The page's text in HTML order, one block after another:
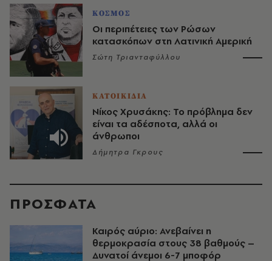
ΚΟΣΜΟΣ
Οι περιπέτειες των Ρώσων
κατασκόπων στη Λατινική Αμερική
Σώτη Τριανταφύλλου
ΚΑΤΟΙΚΙΔΙΑ
Νίκος Χρυσάκης: Το πρόβλημα δεν
είναι τα αδέσποτα, αλλά οι
άνθρωποι
Δήμητρα Γκρους
ΠΡΟΣΦΑΤΑ
Καιρός αύριο: Ανεβαίνει η
θερμοκρασία στους 38 βαθμούς –
Δυνατοί άνεμοι 6-7 μποφόρ